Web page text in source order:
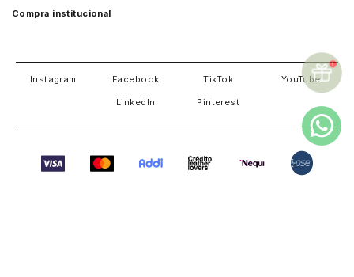
Compra institucional
Instagram Facebook TikTok YouTube
LinkedIn Pinterest